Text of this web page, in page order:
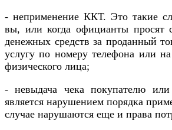
- неприменение ККТ. Это такие
вы, или когда официанты просят
денежных средств за проданный
услугу по номеру телефона или
физического лица;
- невыдача чека покупателю
является нарушением порядка
случае нарушаются еще и права